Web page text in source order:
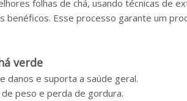
folhas de chá, usando técnicas de
Esse processo garante um
verde
danos e suporta a saúde geral.
peso e perda de gordura.